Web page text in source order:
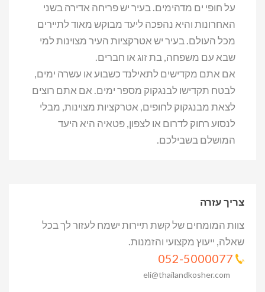
על חופי ים מדהימים. בעיר יש פריחה אדירה בשני
האחרונות והיא נהפכה ליעד מבוקש מאוד לתיירים
מכל העולם. בעיר יש אטרקציות העיר מצוינות למי
שבא עם משפחה, בת זוג או חברים.
אם אתם מקדישים לתאילנד כשבוע או עשרה ימים,
לבטח תקדישו לבנגקוק מספר ימים. אם אתם רוצים
לצאת מבנגקוק לחופים, אטרקציות מצוינות, מבלי
לנסוע רחוק לדרום או לצפון, פטאיה היא היעד
המושלם בשבילכם.
צריך עזרה
צוות המומחים של קשת תיירות ישמח לעזור לך בכל
שאלה, ייעוץ מקצועי והזמנות.
eli@thailandkosher.com